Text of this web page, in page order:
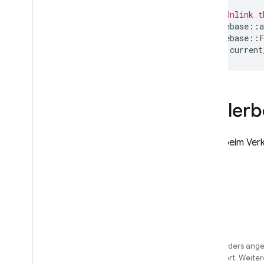
// Unlink
firebase ::
firebase ::
Wenn beim
Sofern nicht anders
lizenziert.